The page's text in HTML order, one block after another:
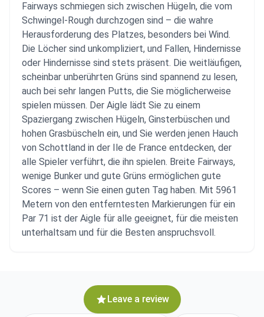
Fairways schmiegen sich zwischen Hügeln, die vom
Schwingel-Rough durchzogen sind – die wahre
Herausforderung des Platzes, besonders bei Wind.
Die Löcher sind unkompliziert, und Fallen, Hindernisse
oder Hindernisse sind stets präsent. Die weitläufigen,
scheinbar unberührten Grüns sind spannend zu lesen,
auch bei sehr langen Putts, die Sie möglicherweise
spielen müssen. Der Aigle lädt Sie zu einem
Spaziergang zwischen Hügeln, Ginsterbüschen und
hohen Grasbüscheln ein, und Sie werden jenen Hauch
von Schottland in der Ile de France entdecken, der
alle Spieler verführt, die ihn spielen. Breite Fairways,
wenige Bunker und gute Grüns ermöglichen gute
Scores – wenn Sie einen guten Tag haben. Mit 5961
Metern von den entferntesten Markierungen für ein
Par 71 ist der Aigle für alle geeignet, für die meisten
unterhaltsam und für die Besten anspruchsvoll.
Leave a review